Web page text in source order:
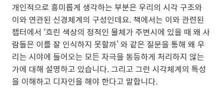
개인적으로 흥미롭게 생각하는 부분은 우리의 시각 구조와
이와 연관된 신경체계의 구성인데요. 책에서는 이와 관련된
챕터에서 ‘흐린 색상의 정적인 물체가 주변시에 있을 때 왜 사
람들은 이를 잘 인식하지 못할까’ 와 같은 질문을 통해 왜 우
리는 시야에 들어오는 모든 자극을 동등하게 처리하지 않는
가에 대해 설명하고 있습니다. 그리고 그런 시각체계의 특성
을 이해하고 디자인을 해야 한다고 말합니다.